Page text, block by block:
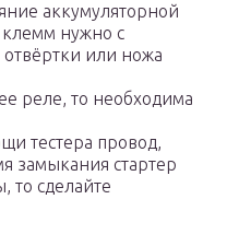
аккумуляторной
клемм нужно с
или ножа
реле, то необходима
тестера провод,
замыкания стартер
то сделайте